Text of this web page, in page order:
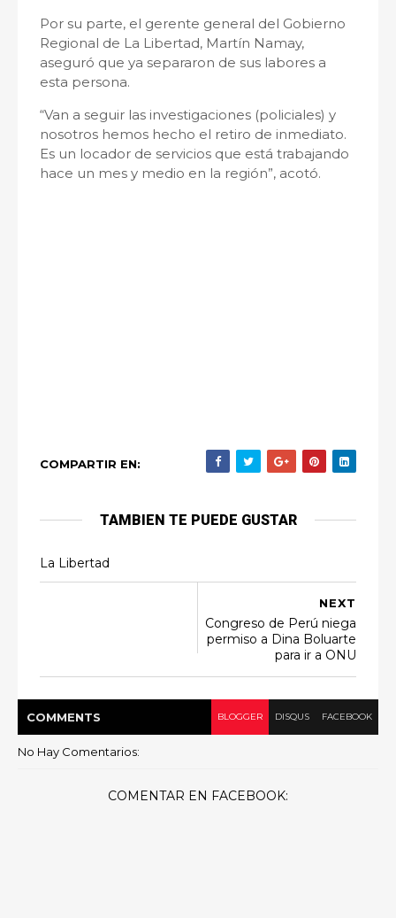
Por su parte, el gerente general del Gobierno
Regional de La Libertad, Martín Namay,
aseguró que ya separaron de sus labores a
esta persona.
“Van a seguir las investigaciones (policiales) y
nosotros hemos hecho el retiro de inmediato.
Es un locador de servicios que está trabajando
hace un mes y medio en la región”, acotó.
COMPARTIR EN:
TAMBIEN TE PUEDE GUSTAR
La Libertad
NEXT
Congreso de Perú niega
permiso a Dina Boluarte
para ir a ONU
COMMENTS BLOGGER DISQUS FACEBOOK
No Hay Comentarios:
COMENTAR EN FACEBOOK: